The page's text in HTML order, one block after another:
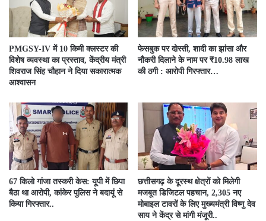
PMGSY-IV में 10 किमी क्लस्टर की
विशेष व्यवस्था का प्रस्ताव, केंद्रीय मंत्री
शिवराज सिंह चौहान ने दिया सकारात्मक
आश्वासन
फेसबुक पर दोस्ती, शादी का झांसा और
नौकरी दिलाने के नाम पर ₹10.98 लाख
की ठगी : आरोपी गिरफ्तार…
67 किलो गांजा तस्करी केस: यूपी में छिपा
बैठा था आरोपी, कांकेर पुलिस ने बदायूं से
किया गिरफ्तार..
छत्तीसगढ़ के दूरस्थ क्षेत्रों को मिलेगी
मजबूत डिजिटल पहचान, 2,305 नए
मोबाइल टावरों के लिए मुख्यमंत्री विष्णु देव
साय ने केंद्र से मांगी मंजूरी..